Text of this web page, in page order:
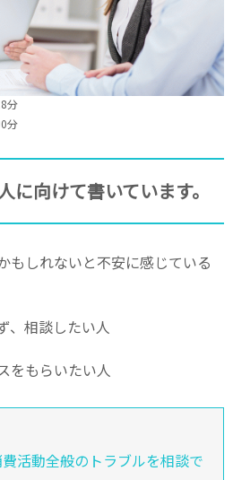
分
分
に向けて書いています。
もしれないと不安に感じている
、相談したい人
をもらいたい人
活動全般のトラブルを相談で